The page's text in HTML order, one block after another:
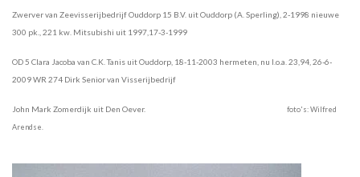
Zwerver van Zeevisserijbedrijf Ouddorp 15 B.V. uit Ouddorp (A. Sperling), 2-1998 nieuwe
300 pk., 221 kw. Mitsubishi uit 1997,17-3-1999
OD 5 Clara Jacoba van C.K. Tanis uitOuddorp, 18-11-2003 hermeten, nu l.o.a. 23,94, 26-6-
2009WR 274 Dirk Senior van Visserijbedrijf
John Mark Zomerdijk uit Den Oever. foto's: Wilfred
Arendse.